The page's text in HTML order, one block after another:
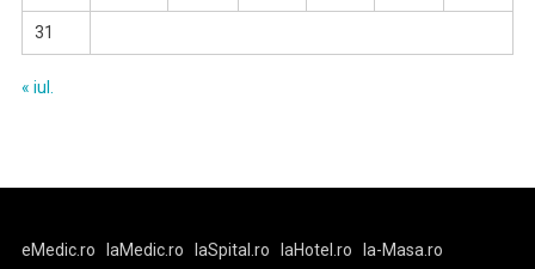
31
« iul.
eMedic.ro laMedic.ro laSpital.ro laHotel.ro
la-Masa.ro